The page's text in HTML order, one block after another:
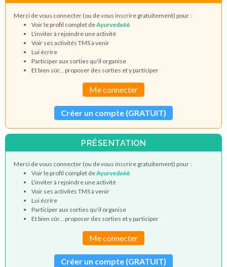
Merci de vous connecter (ou de vous inscrire gratuitement) pour :
Voir le profil complet deAyurveda66
L'inviter à rejoindre une activité
Voir ses activités TMS à venir
Lui écrire
Participer aux sorties qu'il organise
Et bien sûr... proposer des sorties et y participer
Me connecter
Créer un compte (GRATUIT)
PRÉSENTATION
Merci de vous connecter (ou de vous inscrire gratuitement) pour :
Voir le profil complet deAyurveda66
L'inviter à rejoindre une activité
Voir ses activités TMS à venir
Lui écrire
Participer aux sorties qu'il organise
Et bien sûr... proposer des sorties et y participer
Me connecter
Créer un compte (GRATUIT)